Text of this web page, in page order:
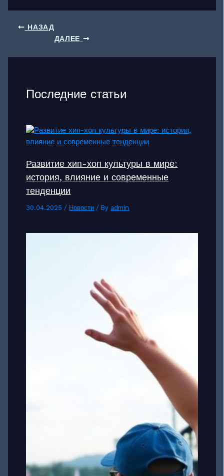
НАЗАД
ДАЛЕЕ
Последние статьи
Развитие хип-хоп культуры в мире:
история, влияние и современные
тенденции
30.04.2025 / Новости / By admin